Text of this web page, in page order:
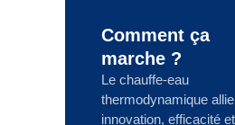
Comment ça
marche ?
Le chauffe-eau
thermodynamique allie
innovation, efficacité et